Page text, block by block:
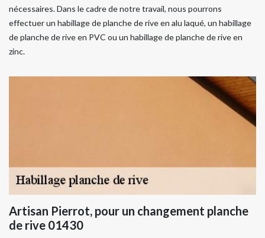
nécessaires. Dans le cadre de notre travail, nous pourrons
effectuer un habillage de planche de rive en alu laqué, un habillage
de planche de rive en PVC ou un habillage de planche de rive en
zinc.
Artisan Pierrot, pour un changement planche
de rive 01430